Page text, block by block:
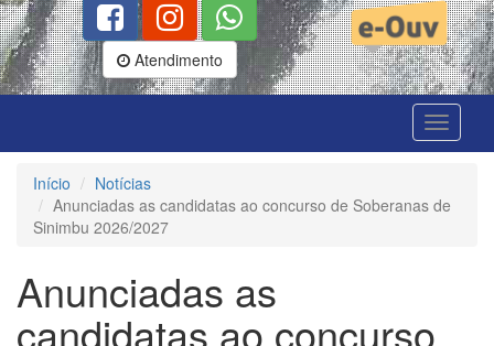
Atendimento
Início
Notícias
Anunciadas as candidatas ao concurso de Soberanas de
Sinimbu 2026/2027
Anunciadas as
candidatas ao concurso